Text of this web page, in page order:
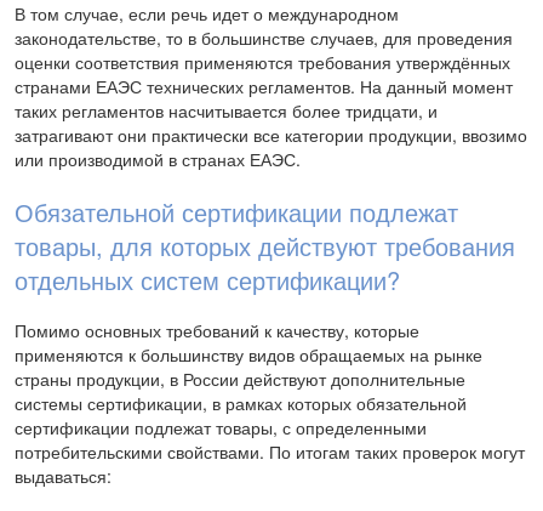
В том случае, если речь идет о международном
законодательстве, то в большинстве случаев, для проведения
оценки соответствия применяются требования утверждённых
странами ЕАЭС технических регламентов. На данный момент
таких регламентов насчитывается более тридцати, и
затрагивают они практически все категории продукции, ввозимо
или производимой в странах ЕАЭС.
Обязательной сертификации подлежат
товары, для которых действуют требования
отдельных систем сертификации?
Помимо основных требований к качеству, которые
применяются к большинству видов обращаемых на рынке
страны продукции, в России действуют дополнительные
системы сертификации, в рамках которых обязательной
сертификации подлежат товары, с определенными
потребительскими свойствами. По итогам таких проверок могут
выдаваться: